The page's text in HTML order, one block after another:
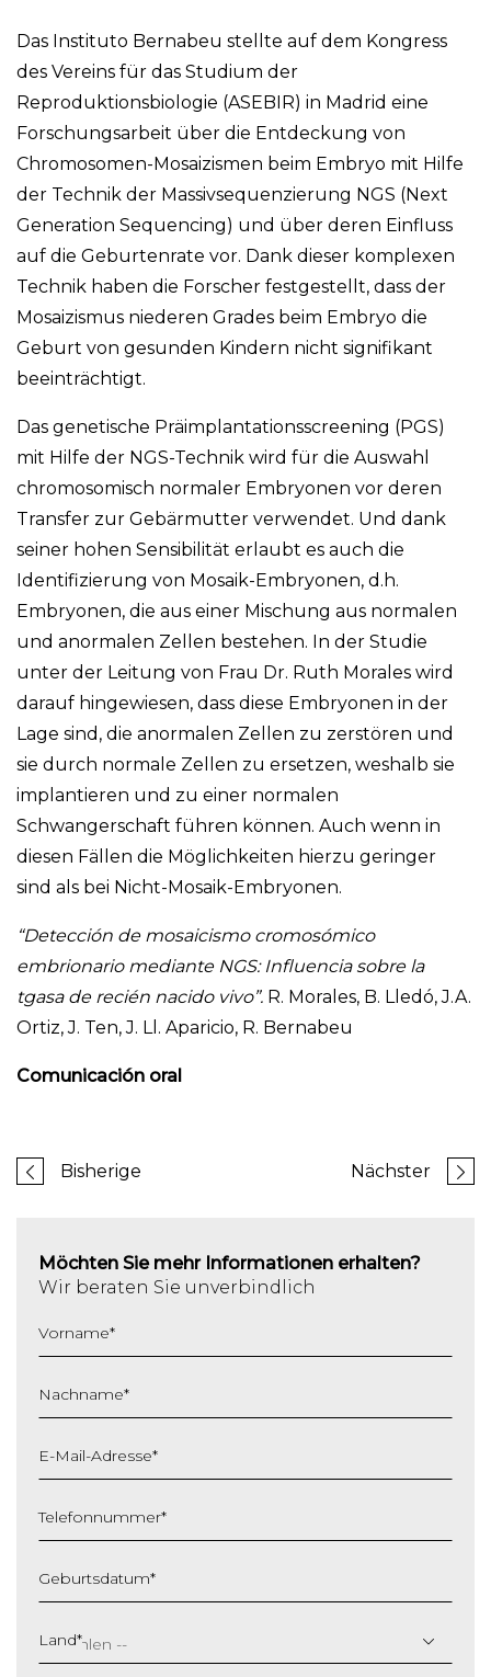
Das Instituto Bernabeu stellte auf dem Kongress
des Vereins für das Studium der
Reproduktionsbiologie (ASEBIR) in Madrid eine
Forschungsarbeit über die Entdeckung von
Chromosomen-Mosaizismen beim Embryo mit Hilfe
der Technik der Massivsequenzierung NGS (Next
Generation Sequencing) und über deren Einfluss
auf die Geburtenrate vor. Dank dieser komplexen
Technik haben die Forscher festgestellt, dass der
Mosaizismus niederen Grades beim Embryo die
Geburt von gesunden Kindern nicht signifikant
beeinträchtigt.
Das genetische Präimplantationsscreening (PGS)
mit Hilfe der NGS-Technik wird für die Auswahl
chromosomisch normaler Embryonen vor deren
Transfer zur Gebärmutter verwendet. Und dank
seiner hohen Sensibilität erlaubt es auch die
Identifizierung von Mosaik-Embryonen, d.h.
Embryonen, die aus einer Mischung aus normalen
und anormalen Zellen bestehen. In der Studie
unter der Leitung von Frau Dr. Ruth Morales wird
darauf hingewiesen, dass diese Embryonen in der
Lage sind, die anormalen Zellen zu zerstören und
sie durch normale Zellen zu ersetzen, weshalb sie
implantieren und zu einer normalen
Schwangerschaft führen können. Auch wenn in
diesen Fällen die Möglichkeiten hierzu geringer
sind als bei Nicht-Mosaik-Embryonen.
“Detección de mosaicismo cromosómico
embrionario mediante NGS: Influencia sobre la
tgasa de recién nacido vivo”. R. Morales, B. Lledó, J.A.
Ortiz, J. Ten, J. Ll. Aparicio, R. Bernabeu
Comunicación oral
Bisherige Nächster
Möchten Sie mehr Informationen erhalten?
Wir beraten Sie unverbindlich
Vorname*
Nachname*
E-Mail-Adresse*
Telefonnummer*
Geburtsdatum*
T
S
Land*